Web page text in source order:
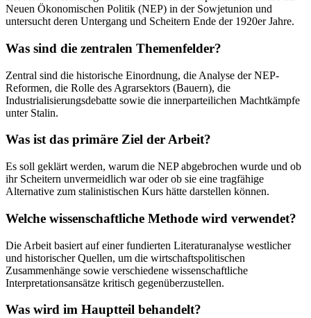
Neuen Ökonomischen Politik (NEP) in der Sowjetunion und
untersucht deren Untergang und Scheitern Ende der 1920er Jahre.
Was sind die zentralen Themenfelder?
Zentral sind die historische Einordnung, die Analyse der NEP-
Reformen, die Rolle des Agrarsektors (Bauern), die
Industrialisierungsdebatte sowie die innerparteilichen Machtkämpfe
unter Stalin.
Was ist das primäre Ziel der Arbeit?
Es soll geklärt werden, warum die NEP abgebrochen wurde und ob
ihr Scheitern unvermeidlich war oder ob sie eine tragfähige
Alternative zum stalinistischen Kurs hätte darstellen können.
Welche wissenschaftliche Methode wird verwendet?
Die Arbeit basiert auf einer fundierten Literaturanalyse westlicher
und historischer Quellen, um die wirtschaftspolitischen
Zusammenhänge sowie verschiedene wissenschaftliche
Interpretationsansätze kritisch gegenüberzustellen.
Was wird im Hauptteil behandelt?